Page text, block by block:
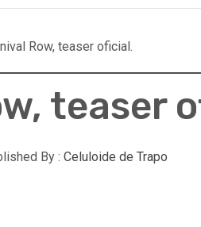
Row, teaser oficial.
teaser
By : Celuloide de Trapo